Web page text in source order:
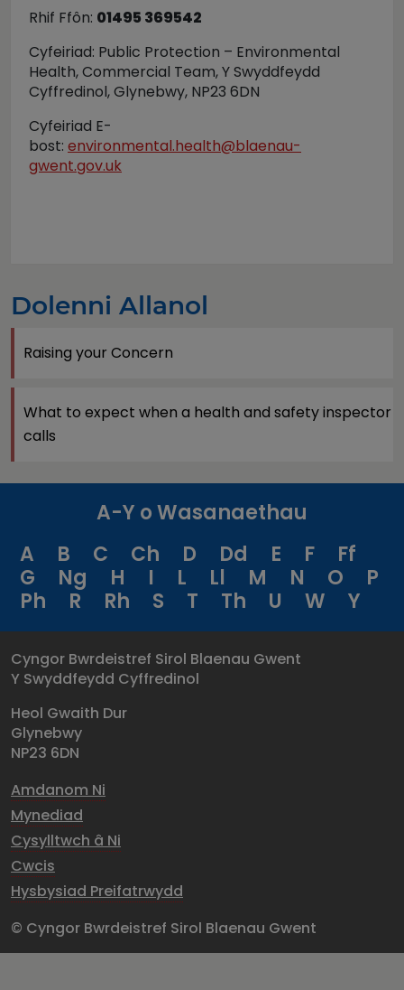
Rhif Ffôn: 01495 369542
Cyfeiriad: Public Protection – Environmental
Health, Commercial Team, Y Swyddfeydd
Cyffredinol, Glynebwy, NP23 6DN
Cyfeiriad E-
bost: environmental.health@blaenau-
gwent.gov.uk
Dolenni Allanol
Raising your Concern
What to expect when a health and safety inspector
calls
A-Y o Wasanaethau
A
B C Ch D Dd E F
Ff
G
Ng H I L Ll M N O
P
Ph
R Rh S T Th U W Y
Cyngor Bwrdeistref Sirol Blaenau Gwent
Y Swyddfeydd Cyffredinol
Heol Gwaith Dur
Glynebwy
NP23 6DN
Amdanom Ni
Mynediad
Cysylltwch â Ni
Cwcis
Hysbysiad Preifatrwydd
© Cyngor Bwrdeistref Sirol Blaenau Gwent